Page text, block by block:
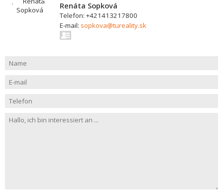
Renáta Sopková
Telefon: +421413217800
E-mail: sopkova@tureality.sk